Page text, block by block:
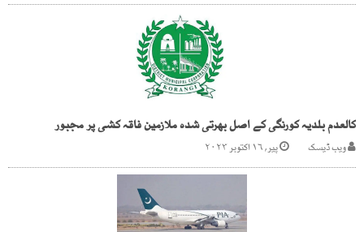
کالعدم بلدیہ کورنگی کے اصل بھرتی شدہ ملازمین فاقہ کشی پر مجبور
ویب ڈیسک پیر, ۱۶ اکتوبر ۲۰۲۳